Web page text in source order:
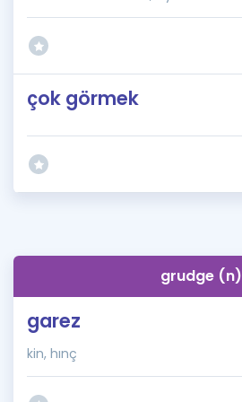
çok görmek
grudge (n)
garez
kin, hınç